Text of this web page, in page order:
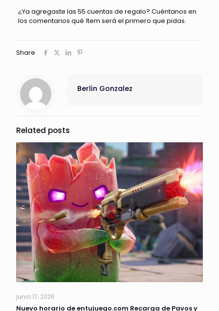
¿Ya agregaste las 55 cuentas de regalo? Cuéntanos en
los comentarios qué ítem será el primero que pidas.
Share
Berlin Gonzalez
Related posts
junio 17, 2026
Nuevo horario de entujuego.com Recarga de Pavos y